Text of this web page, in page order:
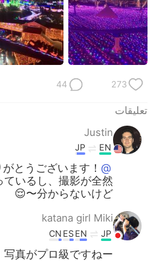
273
44
تعليقات
Justin
EN
JP
@katana girl Miki
がとうございます！
いるし、撮影が全然
分からないけど〜😌
katana girl Miki
JP
EN
ES
CN
写真がプロ級ですねー！